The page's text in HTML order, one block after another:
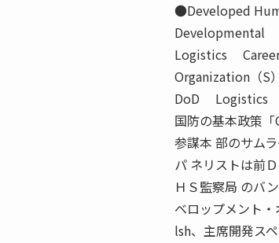
●Developed
Developmental
Logistics
Organization（
DoD Logistics
国防の基本政策
参謀本 部のサム
パ ネリストは前
ＨＳ監察局 のバ
ベロップメント
lsh、主席開発ス